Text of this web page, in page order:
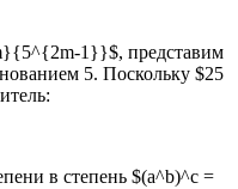
1}}$, представим
5. Поскольку $25
в степень $(a^b)^c =